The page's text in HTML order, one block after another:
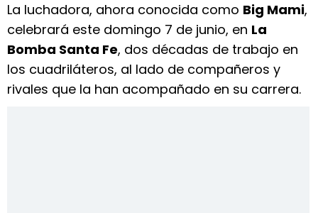
La luchadora, ahora conocida como Big Mami,
celebrará este domingo 7 de junio, en La
Bomba Santa Fe, dos décadas de trabajo en
los cuadriláteros, al lado de compañeros y
rivales que la han acompañado en su carrera.